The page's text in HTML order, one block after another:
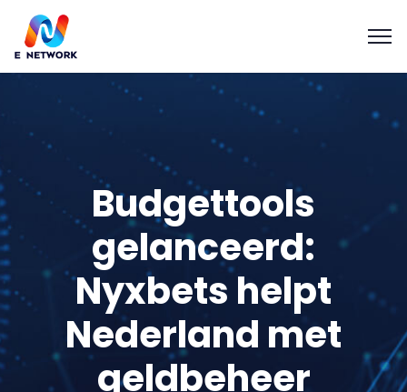
Budgettools
gelanceerd:
Nyxbets helpt
Nederland met
geldbeheer